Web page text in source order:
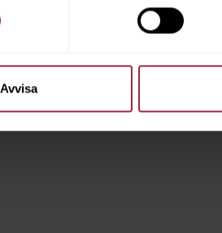
Avvisa